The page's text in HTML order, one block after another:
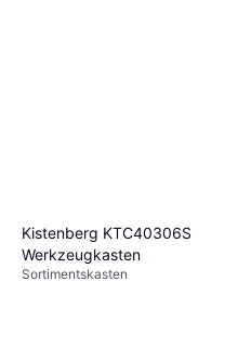
Kistenberg KTC40306S
Werkzeugkasten
Sortimentskasten